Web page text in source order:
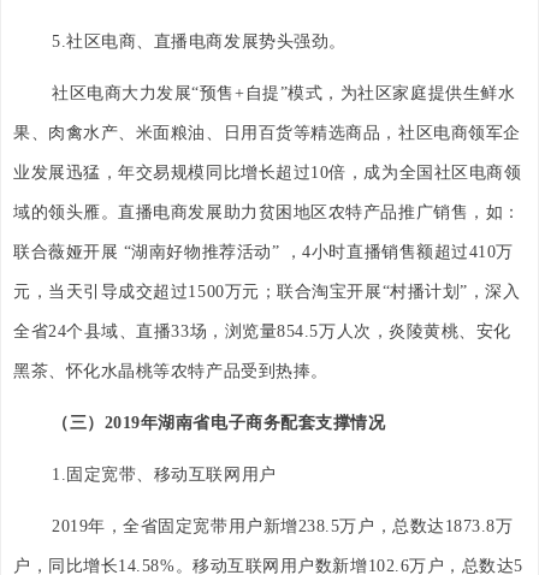
5.社区电商、直播电商发展势头强劲。
社区电商大力发展“预售+自提”模式，为社区家庭提供生鲜水
果、肉禽水产、米面粮油、日用百货等精选商品，社区电商领军企
业发展迅猛，年交易规模同比增长超过10倍，成为全国社区电商领
域的领头雁。直播电商发展助力贫困地区农特产品推广销售，如：
联合薇娅开展 “湖南好物推荐活动” ，4小时直播销售额超过410万
元，当天引导成交超过1500万元；联合淘宝开展“村播计划”，深入
全省24个县域、直播33场，浏览量854.5万人次，炎陵黄桃、安化
黑茶、怀化水晶桃等农特产品受到热捧。
（三）2019年湖南省电子商务配套支撑情况
1.固定宽带、移动互联网用户
2019年，全省固定宽带用户新增238.5万户，总数达1873.8万
户，同比增长14.58%。移动互联网用户数新增102.6万户，总数达5